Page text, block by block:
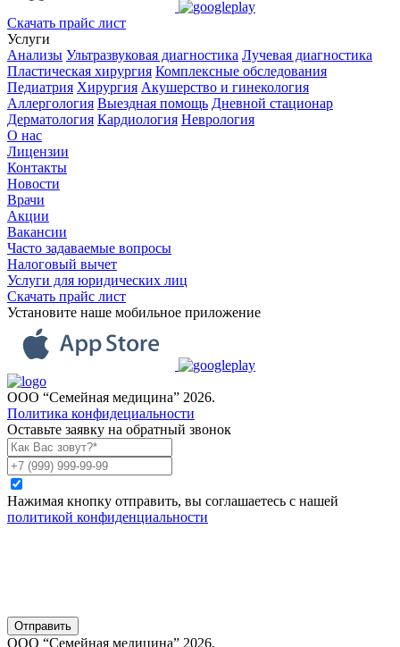
Скачать прайс лист
Услуги
Анализы Ультразвуковая диагностика Лучевая диагностика
Пластическая хирургия Комплексные обследования
Педиатрия Хирургия Акушерство и гинекология
Аллергология Выездная помощь Дневной стационар
Дерматология Кардиология Неврология
О нас
Лицензии
Контакты
Новости
Врачи
Акции
Вакансии
Часто задаваемые вопросы
Налоговый вычет
Услуги для юридических лиц
Скачать прайс лист
Установите наше мобильное приложение
ООО “Семейная медицина” 2026.
Политика конфидециальности
Оставьте заявку на обратный звонок
Нажимая кнопку отправить, вы соглашаетесь с нашей
политикой конфиденциальности
Отправить
ООО “Семейная медицина” 2026.